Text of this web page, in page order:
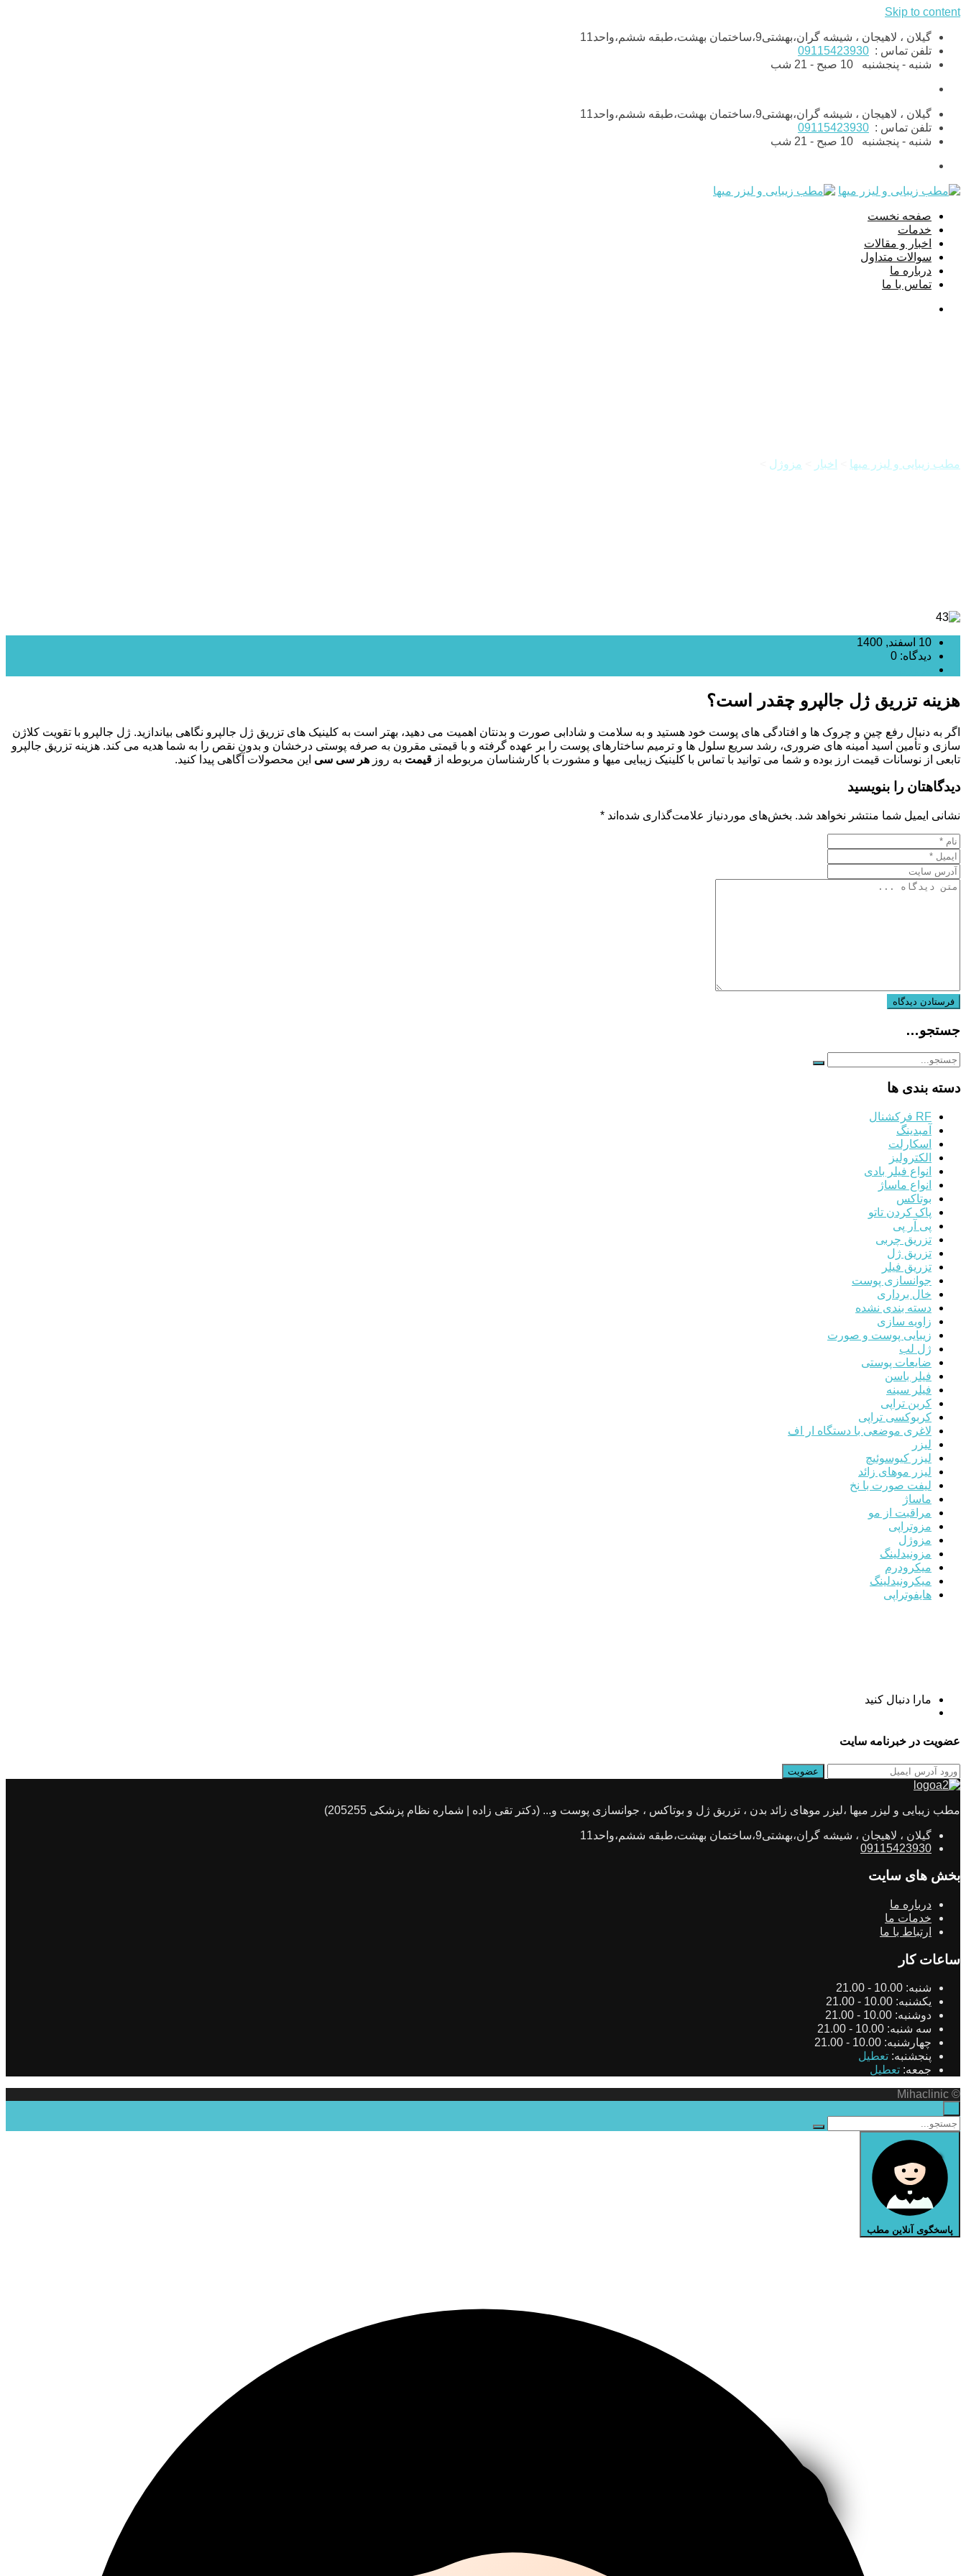
Skip to content
گیلان ، لاهیجان ، شیشه گران،بهشتی9،ساختمان بهشت،طبقه ششم،واحد11
تلفن تماس : 09115423930
شنبه - پنجشنبه
گیلان ، لاهیجان ، شیشه گران،بهشتی9،ساختمان بهشت،طبقه ششم،واحد11
تلفن تماس : 09115423930
شنبه - پنجشنبه
صفحه نخست
خدمات
اخبار و مقالات
سوالات متداول
درباره ما
تماس با ما
مطب زیبایی و لیزر میها اخبار مزوژل
10 اسفند, 1400
دیدگاه: 0
هزینه تزریق ژل جالپرو چقدر است؟
اگر به دنبال رفع چین و چروک ها و افتادگی های پوست خود هستید و به سلامت و شادابی صورت و بدنتان اهمیت می دهید، بهتر است به کلینیک های تزریق ژل جالپرو نگاهی بیاندازید. ژل جالپرو با تقویت کلاژن
سازی و تأمین اسید آمینه های ضروری، رشد سریع سلول ها و ترمیم ساختارهای پوست را بر عهده گرفته و با قیمتی مقرون به صرفه پوستی درخشان و بدون نقص را به شما هدیه می کند. هزینه تزریق جالپرو
تابعی از نوسانات قیمت ارز بوده و شما می توانید با تماس با کلینیک زیبایی میها و مشورت با کارشناسان مربوطه از قیمت به روز هر سی سی این محصولات آگاهی پیدا کنید.
دیدگاهتان را بنویسید
نشانی ایمیل شما منتشر نخواهد شد. بخش‌های موردنیاز علامت‌گذاری شده‌اند *
جستجو…
دسته بندی ها
RF فرکشنال
آمبدینگ
اسکارلت
الکترولیز
انواع فیلر بادی
انواع ماساژ
بوتاکس
پاک کردن تاتو
پی آر پی
تزریق چربی
تزریق ژل
تزریق فیلر
جوانسازی پوست
خال برداری
دسته بندی نشده
زاویه سازی
زیبایی پوست و صورت
ژل لب
ضایعات پوستی
فیلر باسن
فیلر سینه
کربن تراپی
کربوکسی تراپی
لاغری موضعی با دستگاه ار اف
لیزر
لیزر کیوسوئیچ
لیزر موهای زائد
لیفت صورت با نخ
ماساژ
مراقبت از مو
مزوتراپی
مزوژل
مزونیدلینگ
میکرودرم
میکرونیدلینگ
هایفوتراپی
مارا دنبال کنید
عضویت در خبرنامه سایت
مطب زیبایی و لیزر میها ،لیزر موهای زائد بدن ، تزریق ژل و بوتاکس ، جوانسازی پوست و... (دکتر تقی زاده | شماره نظام پزشکی 205255)
گیلان ، لاهیجان ، شیشه گران،بهشتی9،ساختمان بهشت،طبقه ششم،واحد11
09115423930
بخش های سایت
درباره ما
خدمات ما
ارتباط با ما
ساعات کار
شنبه: 10.00 - 21.00
یکشنبه: 10.00 - 21.00
دوشنبه: 10.00 - 21.00
سه شنبه: 10.00 - 21.00
چهارشنبه: 10.00 - 21.00
پنجشنبه: تعطیل
جمعه: تعطیل
© Mihaclinic
پاسخگوی آنلاین مطب